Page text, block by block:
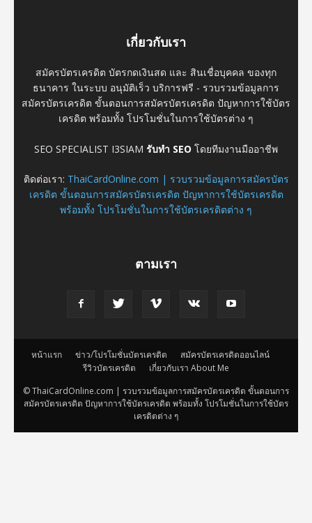
เกี่ยวกับเรา
สมัครบัตรเครดิต บัตรกดเงินสด และ สินเชื่อบุคคล ของทุก
ธนาคาร ในระบบ อนุมัติเร็ว บริการฟรี - รวบรวมข้อมูลการ
สมัครบัตรเครดิต ขั้นตอนการสมัครบัตรเครดิต ปัญหาการใช้บัตร
เครดิต พร้อมทั้ง โปรโมชั่นในการใช้บัตรต่าง ๆ
SEO SPECIALIST I3SIAM รับทำ SEO โดยทีมงานมืออาชีพ
ติดต่อเรา: ThaiCardOnline.com | รวบรวมข้อมูลการสมัครบัตร
เครดิต ขั้นตอนการสมัครบัตรเครดิต ปัญหาการใช้บัตรเครดิต
พร้อมทั้ง โปรโมชั่นในการใช้บัตรเครดิตต่าง ๆ
ตามเรา
หน้าแรก ข่าว/โปรโมชั่นบัตรเครดิต
สมัครบัตรเครดิตออนไลน์
รีวิวบัตรเครดิต
เกี่ยวกับเรา About Me
© ThaiCardOnline.com | รวบรวมข้อมูลการสมัครบัตรเครดิต ขั้นตอนการ
สมัครบัตรเครดิต ปัญหาการใช้บัตรเครดิต พร้อมทั้ง โปรโมชั่นในการใช้บัตร
เครดิตต่าง ๆ